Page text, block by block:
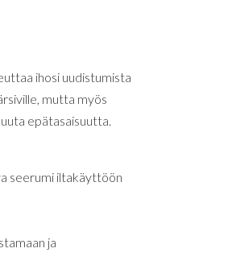
ihosi uudistumista
mutta myös
epätasaisuutta.
seerumi iltakäyttöön
ja